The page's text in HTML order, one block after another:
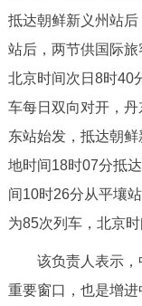
12345网上接诉即
参与调查
北京概况
绿色北京
多语种
抵达朝鲜新义州站
站后，两节供国际
北京时间次日8时40
车每日双向对开，
东站始发，抵达朝
地时间18时07分抵
间10时26分从平壤
为85次列车，北京
该负责人表示，
重要窗口，也是增